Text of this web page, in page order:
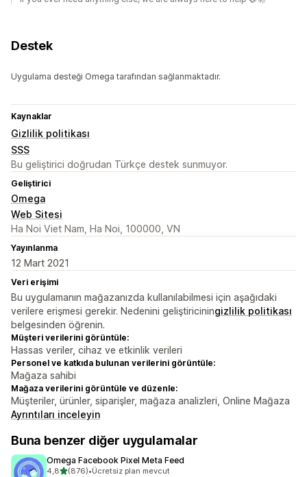
Destek
Uygulama desteği Omega tarafından sağlanmaktadır.
Kaynaklar
Gizlilik politikası
SSS
Bu geliştirici doğrudan Türkçe destek sunmuyor.
Geliştirici
Omega
Web Sitesi
Ha Noi Viet Nam, Ha Noi, 100000, VN
Yayınlanma
12 Mart 2021
Veri erişimi
Bu uygulamanın mağazanızda kullanılabilmesi için aşağıdaki
verilere erişmesi gerekir. Nedenini geliştiriciningizlilik politikası
belgesinden öğrenin.
Müşteri verilerini görüntüle:
Hassas veriler, cihaz ve etkinlik verileri
Personel ve katkıda bulunan verilerini görüntüle:
Mağaza sahibi
Mağaza verilerini görüntüle ve düzenle:
Müşteriler, ürünler, siparişler, mağaza analizleri, Online Mağaza
Ayrıntıları inceleyin
Buna benzer diğer uygulamalar
Omega Facebook Pixel Meta Feed
4,85 yıldız üzerinden
(876)•Ücretsiz plan mevcut